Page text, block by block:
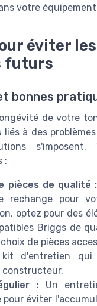
votre
éviter les
futurs
bonnes
de votre
liés à des
s'imposent.
:
pièces de qualité :
rechange pour
optez pour des
Briggs de
de pièces
d'entretien qui
constructeur.
: Un
pour éviter